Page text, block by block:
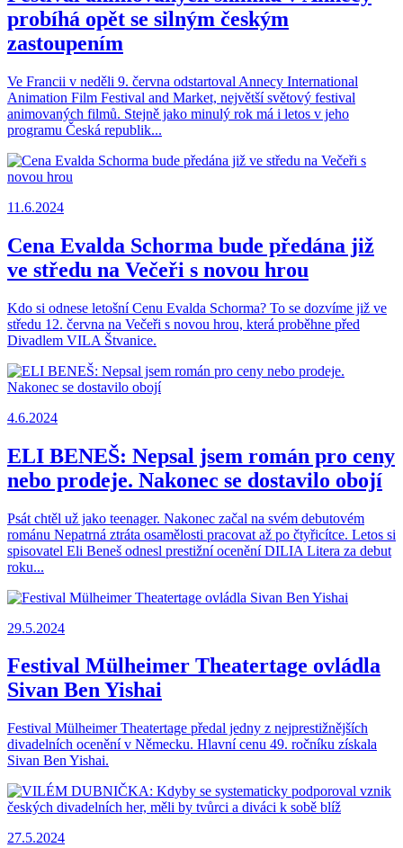
probíhá opět se silným českým
zastoupením
Ve Francii v neděli 9. června odstartoval Annecy International
Animation Film Festival and Market, největší světový festival
animovaných filmů. Stejně jako minulý rok má i letos v jeho
programu Česká republik...
11.6.2024
Cena Evalda Schorma bude předána již
ve středu na Večeři s novou hrou
Kdo si odnese letošní Cenu Evalda Schorma? To se dozvíme již ve
středu 12. června na Večeři s novou hrou, která proběhne před
Divadlem VILA Štvanice.
4.6.2024
ELI BENEŠ: Nepsal jsem román pro ceny
nebo prodeje. Nakonec se dostavilo obojí
Psát chtěl už jako teenager. Nakonec začal na svém debutovém
románu Nepatrná ztráta osamělosti pracovat až po čtyřicítce. Letos si
spisovatel Eli Beneš odnesl prestižní ocenění DILIA Litera za debut
roku...
29.5.2024
Festival Mülheimer Theatertage ovládla
Sivan Ben Yishai
Festival Mülheimer Theatertage předal jedny z nejprestižnějších
divadelních ocenění v Německu. Hlavní cenu 49. ročníku získala
Sivan Ben Yishai.
27.5.2024